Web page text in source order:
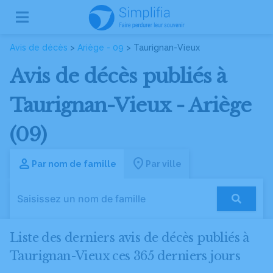
Avis de décès > Ariège - 09 > Taurignan-Vieux
Avis de décès publiés à
Taurignan-Vieux - Ariège
(09)
Par nom de famille Par ville
Liste des derniers avis de décès publiés à
Taurignan-Vieux ces 365 derniers jours